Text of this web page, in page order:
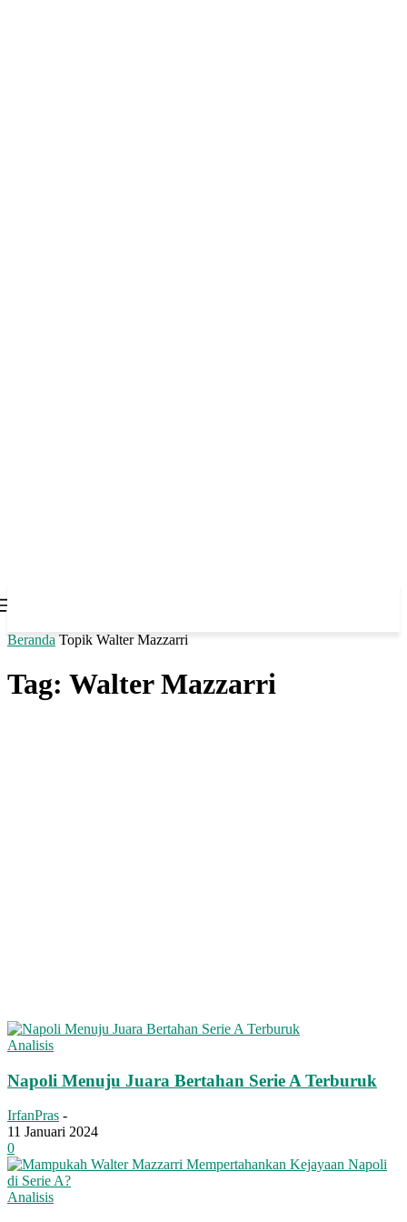
Beranda Topik Walter Mazzarri
Tag: Walter Mazzarri
Analisis
Napoli Menuju Juara Bertahan Serie A Terburuk
IrfanPras -
11 Januari 2024
0
Analisis